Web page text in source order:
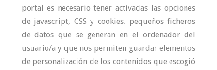
portal es necesario tener activadas las opciones
de javascript, CSS y cookies, pequeños ficheros
de datos que se generan en el ordenador del
usuario/a y que nos permiten guardar elementos
de personalización de los contenidos que escogió